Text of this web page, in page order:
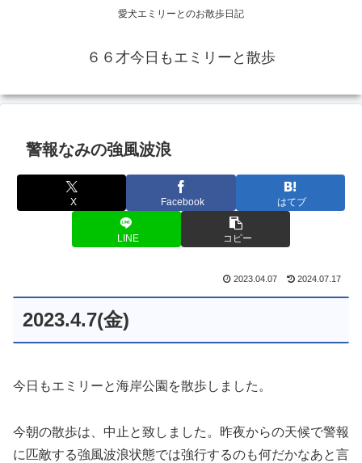
愛犬エミリーとのお散歩日記
６６才今日もエミリーと散歩
警報なみの強風波浪
X Facebook はてブ
LINE コピー
2023.04.07 2024.07.17
2023.4.7(金)
今日もエミリーと海岸公園を散歩しました。
今朝の散歩は、中止と致しました。昨夜からの天候で警報
に匹敵する強風波浪状態では強行するのも何だかなあと言